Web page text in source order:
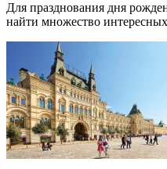
Для празднования дня
найти множество